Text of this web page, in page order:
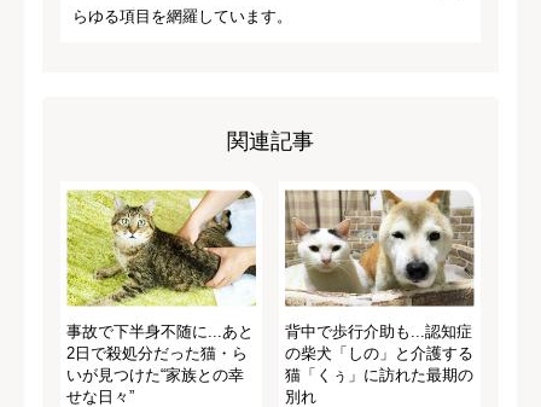
らゆる項目を網羅しています。
関連記事
事故で下半身不随に...あと
2日で殺処分だった猫・ら
いが見つけた“家族との幸
せな日々”
背中で歩行介助も...認知症
の柴犬「しの」と介護する
猫「くぅ」に訪れた最期の
別れ